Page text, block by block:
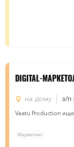
DIGITAL-
на дому з/п
Vaatu Production
Маркетинг